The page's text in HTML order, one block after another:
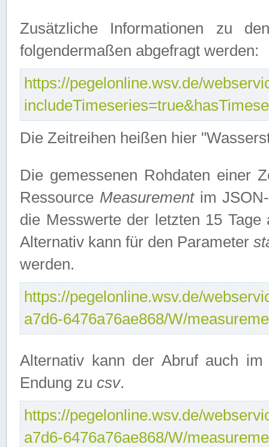
Zusätzliche Informationen zu
folgendermaßen abgefragt werden:
https://pegelonline.wsv.de/
Die Zeitreihen heißen hier
Die gemessenen Rohdaten einer
Ressource Measurementim JSON-
die Messwerte der letzten 15
Alternativ kann für den Parameter
werden.
https://pegelonline.wsv.de/
a7d6-6476a76ae868/W/
Alternativ kann der Abruf auch
Endung zu csv.
https://pegelonline.wsv.de/
a7d6-6476a76ae868/W/